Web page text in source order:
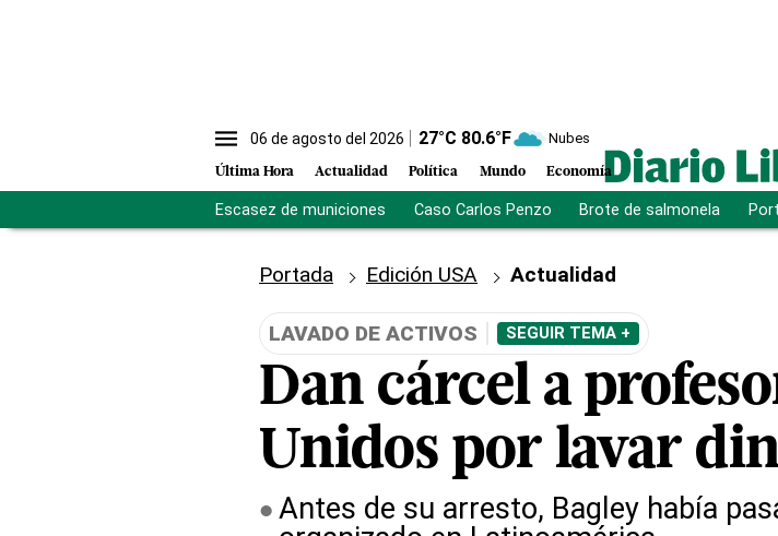
06 de agosto del 2026 27°C 80.6°F Nubes
Última Hora Actualidad Política Mundo Economía
Escasez de municiones Caso Carlos Penzo Brote de salmonela
Portada Edición USA Actualidad
LAVADO DE ACTIVOS SEGUIR TEMA +
Dan cárcel a
Unidos por lavar
Antes de su arresto, Bagley había